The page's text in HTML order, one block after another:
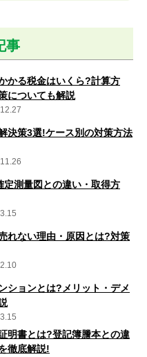
事
かる税金はいくら?計算方
についても解説
決策3選!ケース別の対策方法
定測量図との違い・取得方
れない理由・原因とは?対策
ションとは?メリット・デメ
明書とは?登記簿謄本との違
徹底解説!